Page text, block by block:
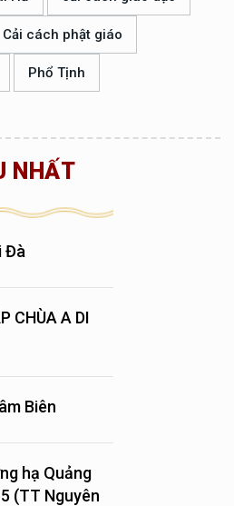
Cải cách phật giáo
Phổ Tịnh
NHẤT
Đà
CHÙA A DI
Biên
hạ Quảng
(TT Nguyên